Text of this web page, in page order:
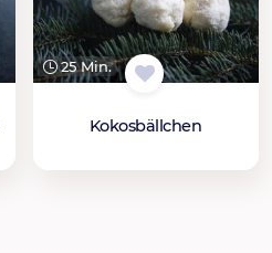
25 Min.
Kokosbällchen